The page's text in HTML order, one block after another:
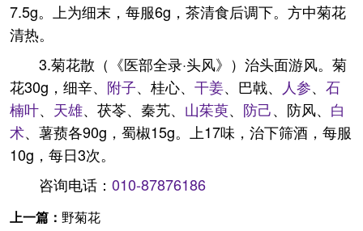
7.5g。上为细末，每服6g，茶清食后调下。方中菊花
清热。
3.菊花散（《医部全录·头风》）治头面游风。菊
花30g，细辛、 附子、桂心、 干姜、巴戟、 人参、 石
楠叶、 天雄、茯苓、秦艽、 山茱萸、 防己、防风、 白
术、薯蓣各90g，蜀椒15g。上17味，治下筛酒，每服
10g，每日3次。
咨询电话： 010-87876186
上一篇： 野菊花